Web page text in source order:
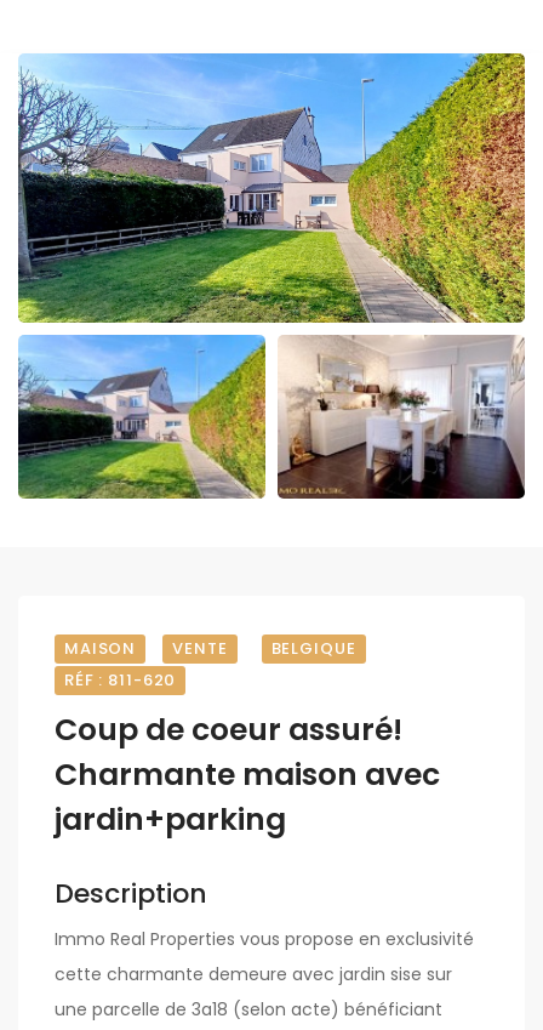
MAISON VENTE
BELGIQUE
RÉF : 811-620
Coup de coeur assuré!
Charmante maison avec
jardin+parking
Description
Immo Real Properties vous propose en exclusivité
cette charmante demeure avec jardin sise sur
une parcelle de 3a18 (selon acte) bénéficiant